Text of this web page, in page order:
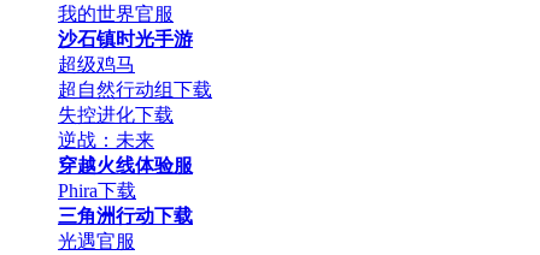
我的世界官服
沙石镇时光手游
超级鸡马
超自然行动组下载
失控进化下载
逆战：未来
穿越火线体验服
Phira下载
三角洲行动下载
光遇官服